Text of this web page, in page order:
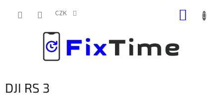
CZK
DJI RS 3